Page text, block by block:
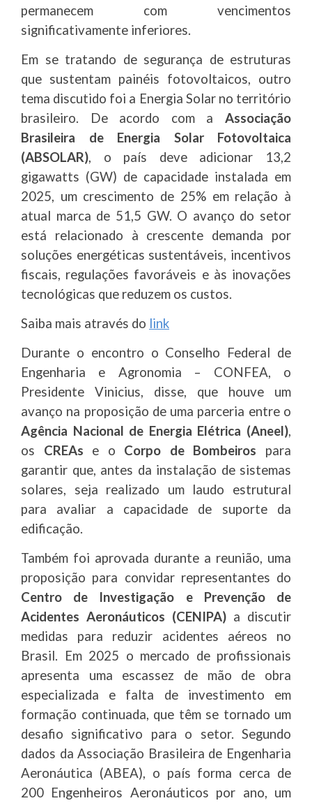
permanecem com vencimentos
significativamente inferiores.
Em se tratando de segurança de estruturas
que sustentam painéis fotovoltaicos, outro
tema discutido foi a Energia Solar no território
brasileiro. De acordo com a Associação
Brasileira de Energia Solar Fotovoltaica
(ABSOLAR), o país deve adicionar 13,2
gigawatts (GW) de capacidade instalada em
2025, um crescimento de 25% em relação à
atual marca de 51,5 GW. O avanço do setor
está relacionado à crescente demanda por
soluções energéticas sustentáveis, incentivos
fiscais, regulações favoráveis e às inovações
tecnológicas que reduzem os custos.
Saiba mais através do link
Durante o encontro o Conselho Federal de
Engenharia e Agronomia – CONFEA, o
Presidente Vinicius, disse, que houve um
avanço na proposição de uma parceria entre o
Agência Nacional de Energia Elétrica (Aneel),
os CREAs e o Corpo de Bombeiros para
garantir que, antes da instalação de sistemas
solares, seja realizado um laudo estrutural
para avaliar a capacidade de suporte da
edificação.
Também foi aprovada durante a reunião, uma
proposição para convidar representantes do
Centro de Investigação e Prevenção de
Acidentes Aeronáuticos (CENIPA) a discutir
medidas para reduzir acidentes aéreos no
Brasil. Em 2025 o mercado de profissionais
apresenta uma escassez de mão de obra
especializada e falta de investimento em
formação continuada, que têm se tornado um
desafio significativo para o setor. Segundo
dados da Associação Brasileira de Engenharia
Aeronáutica (ABEA), o país forma cerca de
200 Engenheiros Aeronáuticos por ano, um